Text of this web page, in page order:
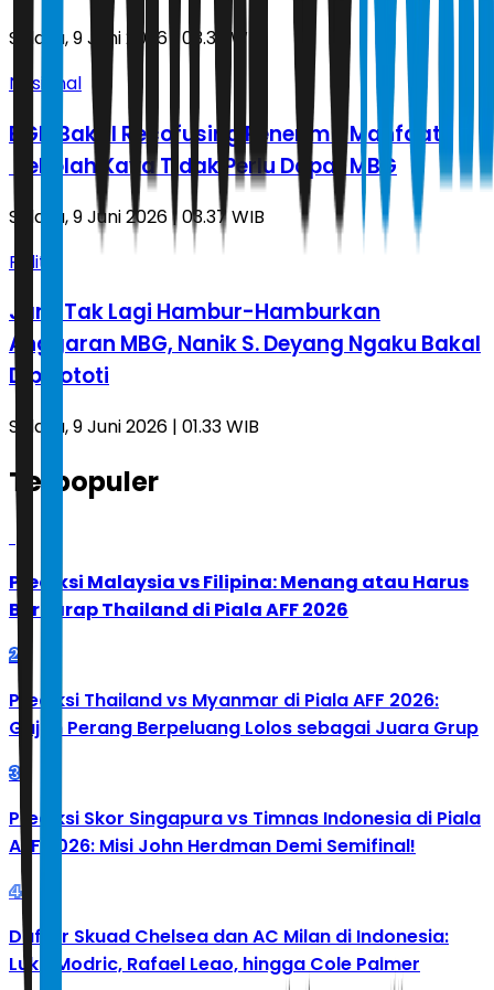
Selasa, 9 Juni 2026 | 03.39 WIB
Nasional
BGN Bakal Recofusing Penerima Manfaat,
Sekolah Kaya Tidak Perlu Dapat MBG
Selasa, 9 Juni 2026 | 03.37 WIB
Politik
Janji Tak Lagi Hambur-Hamburkan
Anggaran MBG, Nanik S. Deyang Ngaku Bakal
Dipelototi
Selasa, 9 Juni 2026 | 01.33 WIB
Terpopuler
Prediksi Malaysia vs Filipina: Menang atau Harus
Berharap Thailand di Piala AFF 2026
2
Prediksi Thailand vs Myanmar di Piala AFF 2026:
Gajah Perang Berpeluang Lolos sebagai Juara Grup
3
Prediksi Skor Singapura vs Timnas Indonesia di Piala
AFF 2026: Misi John Herdman Demi Semifinal!
4
Daftar Skuad Chelsea dan AC Milan di Indonesia:
Luka Modric, Rafael Leao, hingga Cole Palmer